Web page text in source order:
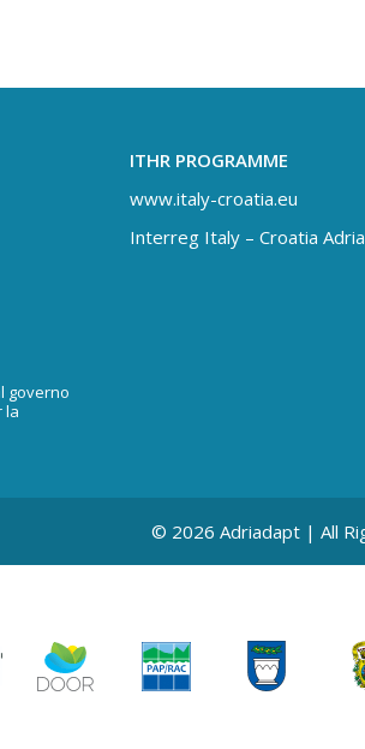
governo
la
ITHR PROGRAMME
www.italy-croatia.eu
Interreg Italy – Croatia
© 2026 Adriadapt | All